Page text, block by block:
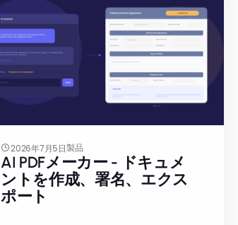
2026年7月5日製品
AI PDFメーカー - ドキュメ
ントを作成、署名、エクス
ポート